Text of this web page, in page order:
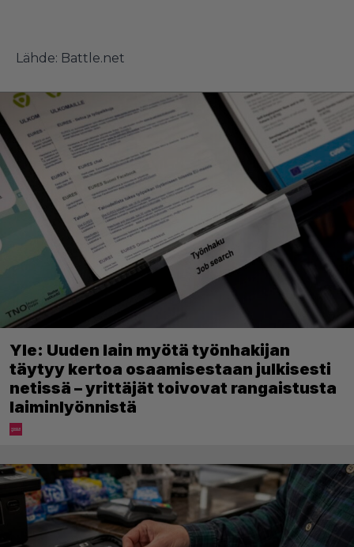
Lähde: Battle.net
Yle: Uuden lain myötä työnhakijan
täytyy kertoa osaamisestaan julkisesti
netissä – yrittäjät toivovat rangaistusta
laiminlyönnistä